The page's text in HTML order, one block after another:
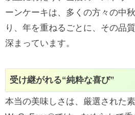
ーンケーキは、多くの方々の中
り、年を重ねるごとに、その品
深まっています。
受け継がれる“純粋な喜び”
本当の美味しさは、厳選された